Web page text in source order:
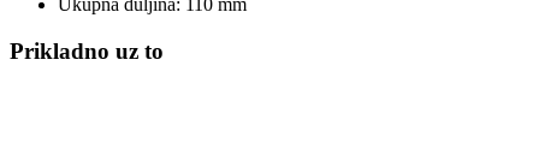
Ukupna duljina: 110 mm
Prikladno uz to